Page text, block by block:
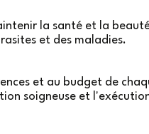
la santé et la
et des maladies.
et au budget de
soigneuse et